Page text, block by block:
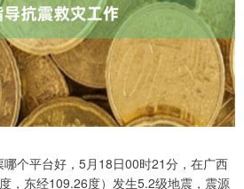
个平台好，5月18日00时21分，在广西
，东经109.26度）发生5.2级地震，震源